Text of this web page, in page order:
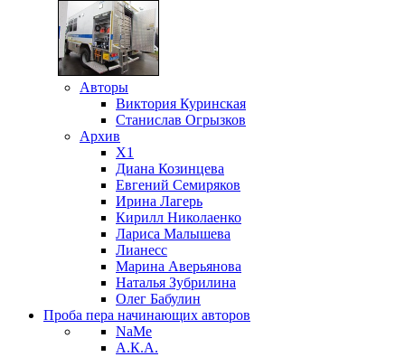
Авторы
Виктория Куринская
Станислав Огрызков
Архив
X1
Диана Козинцева
Евгений Семиряков
Ирина Лагерь
Кирилл Николаенко
Лариса Малышева
Лианесс
Марина Аверьянова
Наталья Зубрилина
Олег Бабулин
Проба пера начинающих авторов
NaMe
А.К.А.